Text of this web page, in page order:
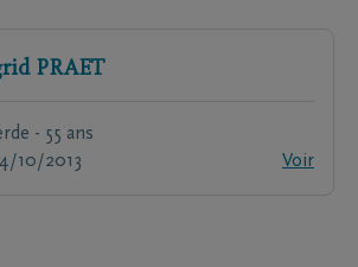
PRAET
- 55 ans
10/2013
Voir